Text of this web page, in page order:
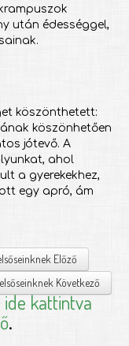
után édességgel,
köszönthetett:
köszönhetően
jótevő. A
ahol
a gyerekekhez,
egy apró, ám
Előző
Következő
ide kattintva
.